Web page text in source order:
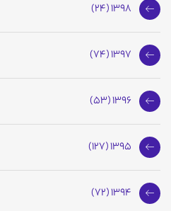
1398 (24)
1397 (74)
1396 (53)
1395 (127)
1394 (72)